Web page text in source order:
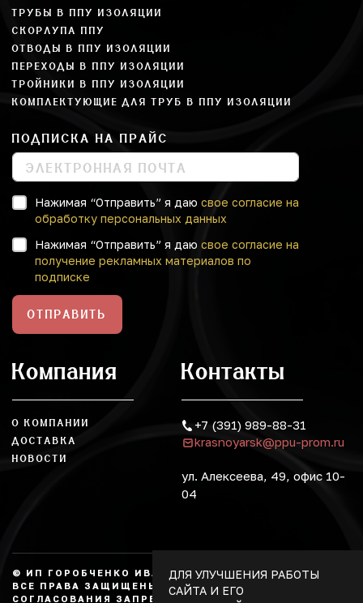
ТРУБЫ В ППУ ИЗОЛЯЦИИ
СКОРЛУПА ППУ
ОТВОДЫ В ППУ ИЗОЛЯЦИИ
ПЕРЕХОДЫ В ППУ ИЗОЛЯЦИИ
ТРОЙНИКИ В ППУ ИЗОЛЯЦИИ
КОМПЛЕКТУЮЩИЕ ДЛЯ ТРУБ В ППУ ИЗОЛЯЦИИ
ПОДПИСКА НА ПРАЙС
Нажимая “Отправить” я даю свое согласие на
обработку персональных данных
Нажимая “Отправить” я даю свое согласие на
получение рекламных материалов по
подписке
ОТПРАВИТЬ
Компания
О КОМПАНИИ
ДОСТАВКА
НОВОСТИ
Контакты
+7 (391) 989-88-31
krasnoyarsk@ppu-prom.ru
ул. Алексеева, 49, офис 10-
04
© ИП ГОРОБЧЕНКО ИВАН АЛЕКСАНДРОВИЧ, 2026.
ВСЕ ПРАВА ЗАЩИЩЕНЫ, КОПИРОВАНИЕ БЕЗ
СОГЛАСОВАНИЯ ЗАПРЕЩЕНО. НЕ ЯВЛЯЕТСЯ
ДЛЯ УЛУЧШЕНИЯ РАБОТЫ
САЙТА И ЕГО